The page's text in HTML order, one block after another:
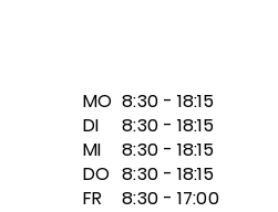
MO
DI
MI
DO
FR
8:30 - 18:15
8:30 - 18:15
8:30 - 18:15
8:30 - 18:15
8:30 - 17:00